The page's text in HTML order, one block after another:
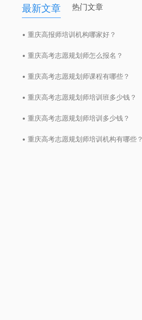
最新文章 热门文章
• 重庆高报师培训机构哪家好？
• 重庆高考志愿规划师怎么报名？
• 重庆高考志愿规划师课程有哪些？
• 重庆高考志愿规划师培训班多少钱？
• 重庆高考志愿规划师培训多少钱？
• 重庆高考志愿规划师培训机构有哪些？